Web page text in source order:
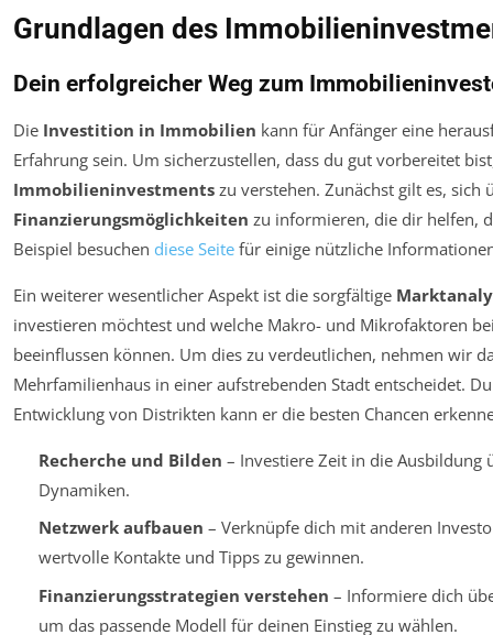
Grundlagen des
Dein erfolgreicher Weg zum
Die Investition in Immobilien kann für Anfänger eine
Erfahrung sein. Um sicherzustellen, dass du gut vorbereitet
Immobilieninvestments zu verstehen. Zunächst gilt es, sich
Finanzierungsmöglichkeiten zu informieren, die dir helfen,
Beispiel besuchen diese Seite für einige nützliche
Ein weiterer wesentlicher Aspekt ist die sorgfältige
investieren möchtest und welche Makro- und Mikrofaktoren
beeinflussen können. Um dies zu verdeutlichen, nehmen wir
Mehrfamilienhaus in einer aufstrebenden Stadt entscheidet.
Entwicklung von Distrikten kann er die besten Chancen
Recherche und Bilden – Investiere Zeit in die
Dynamiken.
Netzwerk aufbauen – Verknüpfe dich mit anderen
wertvolle Kontakte und Tipps zu gewinnen.
Finanzierungsstrategien verstehen – Informiere dich
um das passende Modell für deinen Einstieg zu wählen.